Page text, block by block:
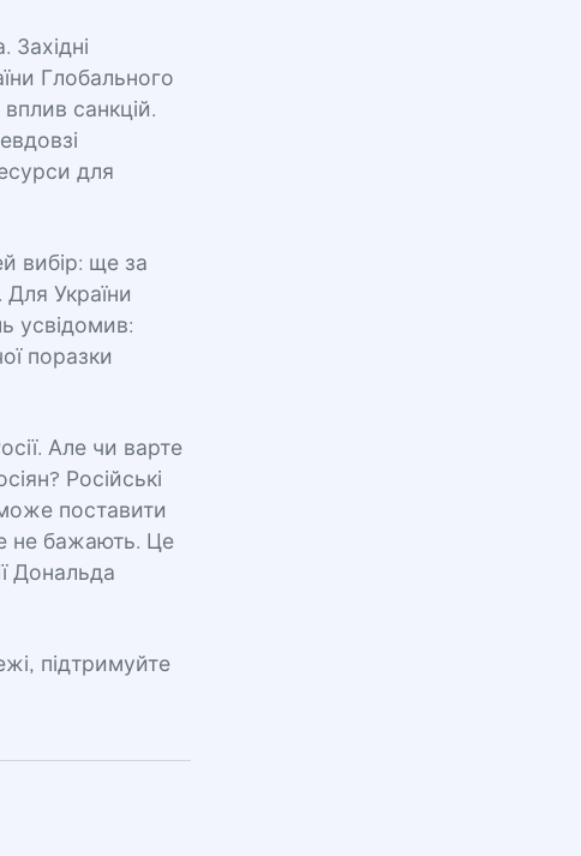
Західні
Глобального
санкцій.
для
вибір: ще за
України
усвідомив:
поразки
Але чи варте
Російські
поставити
не бажають. Це
Дональда
підтримуйте